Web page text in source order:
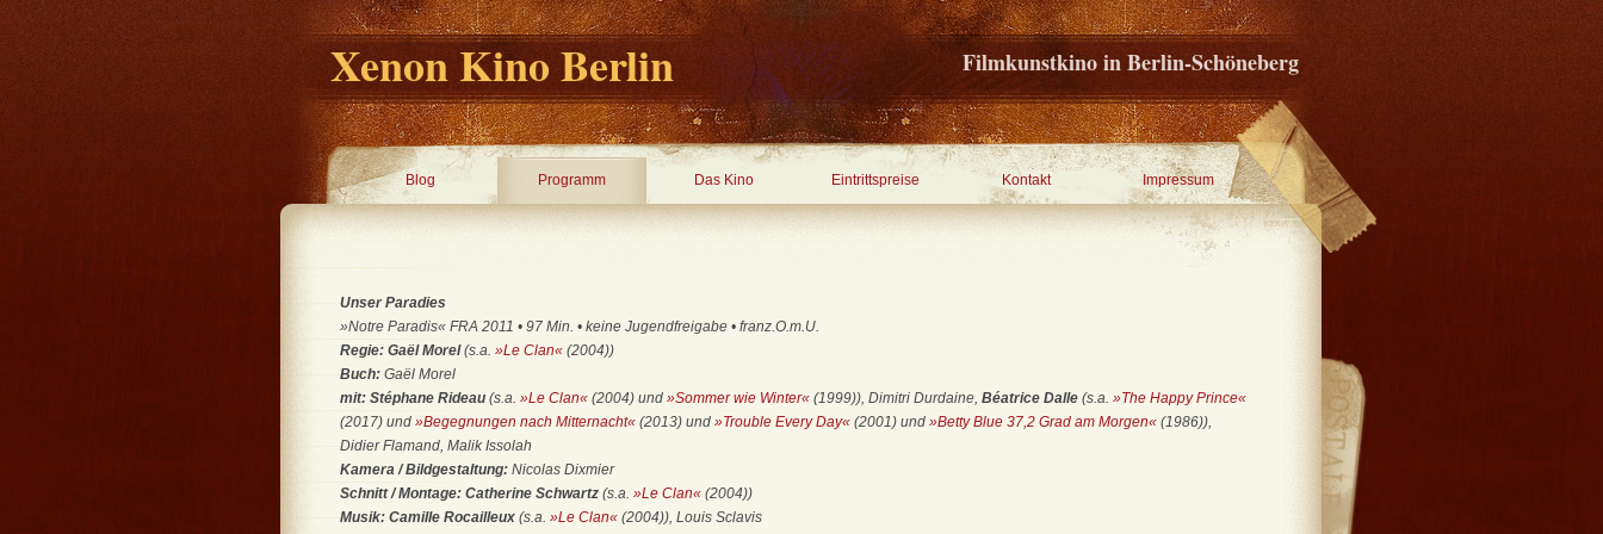
Xenon Kino Berlin Filmkunstkino in Berlin-Schöneberg
Blog Programm Das Kino Eintrittspreise Kontakt Impressum
Unser Paradies
»Notre Paradis« FRA 2011 • 97 Min. • keine Jugendfreigabe • franz.O.m.U.
Regie: Gaël Morel(s.a. »Le Clan« (2004))
Buch: Gaël Morel
mit: Stéphane Rideau (s.a. »Le Clan« (2004) und »Sommer wie Winter« (1999)), Dimitri Durdaine, Béatrice Dalle (s.a. »The Happy Prince«
(2017) und »Begegnungen nach Mitternacht« (2013) und »Trouble Every Day« (2001) und »Betty Blue 37,2 Grad am Morgen« (1986)),
Didier Flamand, Malik Issolah
Kamera / Bildgestaltung: Nicolas Dixmier
Schnitt / Montage: Catherine Schwartz (s.a. »Le Clan« (2004))
Musik: Camille Rocailleux (s.a. »Le Clan« (2004)), Louis Sclavis